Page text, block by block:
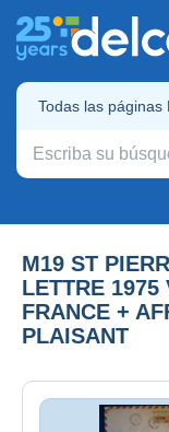
Todas las páginas
M19 ST
LETTRE 1975
FRANCE +
PLAISANT